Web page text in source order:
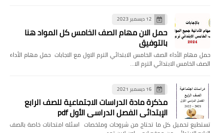
12 ديسمبر 2023
حمل الان مهام الصف الخامس كل المواد هنا
بالتوفيق
حمل مهام الأداء الصف الخامس الابتدائي الترم الاول مع الاجابات حمل مهام الأداء
الصف الخامس الابتدائي الترم الا…
16 ديسمبر 2021
مذكرة مادة الدراسات الاجتماعية للصف الرابع
الإبتدائي الفصل الدراسي الأول pdf
تستطيع تحميل كل ما تحتاج من شروحات وملخصات اسئله امتحانات خاصة بالصف